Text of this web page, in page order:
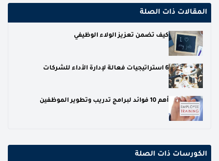
المقالات ذات الصلة
كيف تضمن تعزيز الولاء الوظيفي
6 استراتيجيات فعالة لإدارة الأداء للشركات
أهم 10 فوائد لبرامج تدريب وتطوير الموظفين
الكورسات ذات الصلة